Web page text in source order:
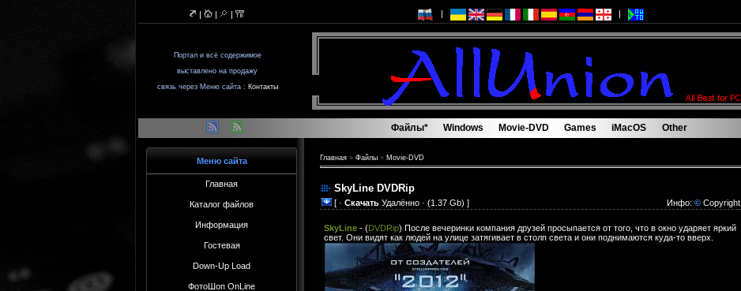
| | |
Портал и всё содержимое
выставленo на продажу
связь через Меню сайта : Контакты
Файлы*
Windows
Movie-DVD
Games
iMacOS
Other
Меню сайта
Главная
Каталог файлов
Информация
Гостевая
Down-Up Load
ФотоШоп OnLine
Главная » Файлы » Movie-DVD
SkyLine DVDRip
[ · Скачать Удалённо · (1.37 Gb) ] Инфо: © Copyright
SkyLine - (DVDRip) После вечеринки компания друзей просыпается от того, что в окно ударяет яркий
свет. Они видят как людей на улице затягивает в столп света и они поднимаются куда-то вверх.